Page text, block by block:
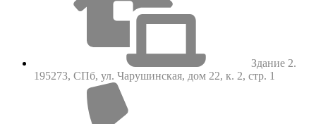
Здание 2.
195273, СПб, ул. Чарушинская, дом 22, к. 2, стр. 1